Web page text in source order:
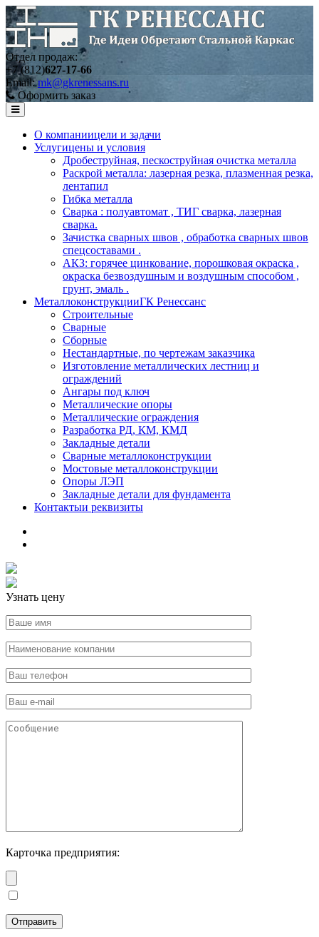
Отдел продаж:
+7 (812)627-17-66
Email:mk@gkrenessans.ru
Оформить заказ
О компаниицели и задачи
Услугицены и условия
Дробеструйная, пескоструйная очистка металла
Раскрой металла: лазерная резка, плазменная резка,
лентапил
Гибка металла
Сварка : полуавтомат , ТИГ сварка, лазерная
сварка.
Зачистка сварных швов , обработка сварных швов
спецсоставами .
АКЗ: горячее цинкование, порошковая окраска ,
окраска безвоздушным и воздушным способом ,
грунт, эмаль .
МеталлоконструкцииГК Ренессанс
Строительные
Сварные
Сборные
Нестандартные, по чертежам заказчика
Изготовление металлических лестниц и
ограждений
Ангары под ключ
Металлические опоры
Металлические ограждения
Разработка РД, КМ, КМД
Закладные детали
Сварные металлоконструкции
Мостовые металлоконструкции
Опоры ЛЭП
Закладные детали для фундамента
Контактыи реквизиты
Узнать цену
Карточка предприятия: